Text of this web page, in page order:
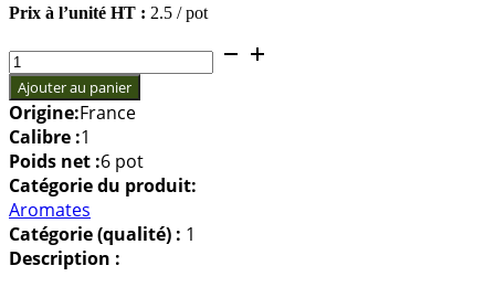
Prix à l’unité HT : 2.5 / pot
quantité
de
Pot
de
Persil
BIO
Ajouter au panier
Origine:France
Calibre :1
Poids net :6 pot
Catégorie du produit:
Aromates
Catégorie (qualité) : 1
Description :